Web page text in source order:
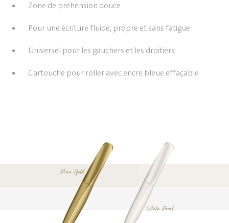
Zone de préhension douce
Pour une écriture fluide, propre et sans fatigue
Universel pour les gauchers et les droitiers
Cartouche pour roller avec encre bleue effaçable